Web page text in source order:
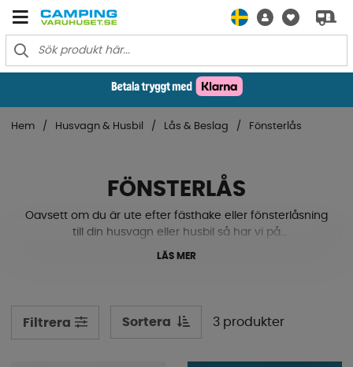
Hem Husvagn & Husbil Lås & Beslag Fönsterlås
FÖNSTERLÅS
Oavsett om du är ute efter fästhake eller fönsterlåsning
till din husvagn eller husbil så har vi på
Campingvaruhuset produkterna för dig! Här kan du
nedan redan idag
LÄS MER
Filtrera Sortera 3 produkter